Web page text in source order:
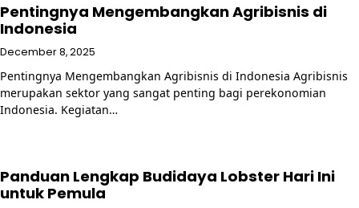
Pentingnya Mengembangkan Agribisnis di
Indonesia
December 8, 2025
Pentingnya Mengembangkan Agribisnis di Indonesia Agribisnis
merupakan sektor yang sangat penting bagi perekonomian
Indonesia. Kegiatan…
Panduan Lengkap Budidaya Lobster Hari Ini
untuk Pemula